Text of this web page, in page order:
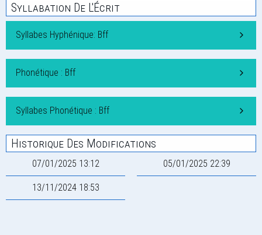
Syllabation De L'Écrit
Syllabes Hyphénique: Bff
Phonétique : Bff
Syllabes Phonétique : Bff
Historique Des Modifications
07/01/2025 13:12 05/01/2025 22:39
13/11/2024 18:53